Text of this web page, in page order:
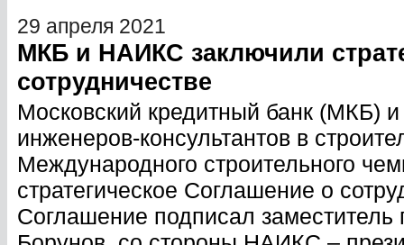
29 апреля 2021
МКБ и НАИКС заключили
сотрудничестве
Московский кредитный банк (МКБ)
инженеров-консультантов в
Международного строительного
стратегическое Соглашение о
Соглашение подписал